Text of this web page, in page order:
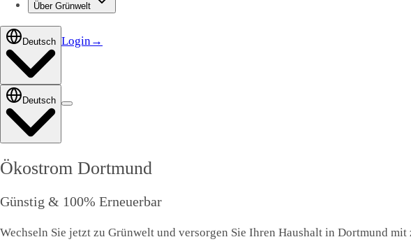
Über Grünwelt
Deutsch Login→
Deutsch
Ökostrom Dortmund
Günstig & 100% Erneuerbar
Wechseln Sie jetzt zu Grünwelt und versorgen Sie Ihren Haushalt in Dortmund